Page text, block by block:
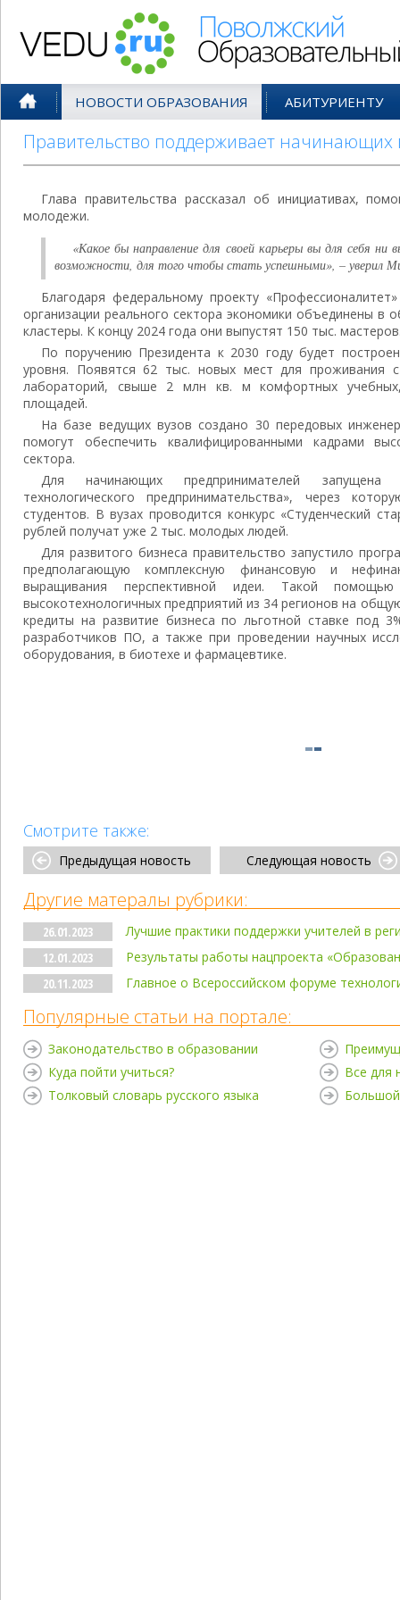
НОВОСТИ ОБРАЗОВАНИЯ АБИТУРИЕНТУ
Правительство поддерживает
Глава правительства рассказал об инициативах,
молодежи.
«Какое бы направление для своей карьеры вы для себя ни
возможности, для того чтобы стать успешными», – уверил
Благодаря федеральному проекту
организации реального сектора экономики объединены в
кластеры. К концу 2024 года они выпустят 150 тыс.
По поручению Президента к 2030 году будет
уровня. Появятся 62 тыс. новых мест для проживания
лабораторий, свыше 2 млн кв. м комфортных
площадей.
На базе ведущих вузов создано 30 передовых
помогут обеспечить квалифицированными кадрами
сектора.
Для начинающих предпринимателей запущена
технологического предпринимательства», через
студентов. В вузах проводится конкурс «Студенческий
рублей получат уже 2 тыс. молодых людей.
Для развитого бизнеса правительство запустило
предполагающую комплексную финансовую и
выращивания перспективной идеи. Такой
высокотехнологичных предприятий из 34 регионов на
кредиты на развитие бизнеса по льготной ставке под
разработчиков ПО, а также при проведении научных
оборудования, в биотехе и фармацевтике.
Смотрите также:
Предыдущая новость Следующая новость
Другие матералы рубрики:
26.01.2023
Лучшие практики поддержки учителей в
12.01.2023
Результаты работы нацпроекта
20.11.2023
Главное о Всероссийском форуме
Популярные статьи на портале:
Законодательство в образовании
Куда пойти учиться?
Толковый словарь русского языка
Все для
Большой